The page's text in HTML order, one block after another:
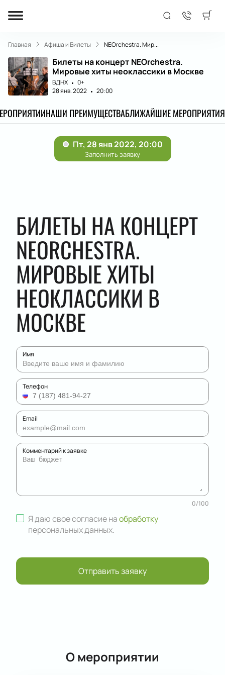
Главная Афиша и Билеты NEOrchestra. Мир...
Билеты на концерт NEOrchestra.
Мировые хиты неоклассики в Москве
ВДНХ
0+
28 янв. 2022
20:00
НАШИ ПРЕИМУЩЕСТВАБЛИЖАЙШИЕ МЕРОПРИЯТИЯ
БИЛЕТЫ НА КОНЦЕРТ
NEORCHESTRA.
МИРОВЫЕ ХИТЫ
НЕОКЛАССИКИ В
МОСКВЕ
Имя
Телефон
Email
Комментарий к заявке
0/100
Я даю свое согласие наобработку
персональных данных.
Отправить заявку
О мероприятии